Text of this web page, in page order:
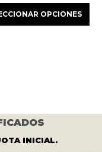
precio
original
precio
actual
OPCIONES
INICIAL.